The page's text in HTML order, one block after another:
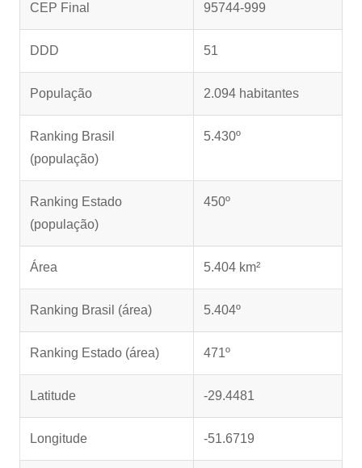
CEP Final 95744-999
DDD 51
População 2.094 habitantes
Ranking Brasil
(população)
5.430º
Ranking Estado
(população)
450º
Área 5.404 km²
Ranking Brasil (área) 5.404º
Ranking Estado (área) 471º
Latitude -29.4481
Longitude -51.6719